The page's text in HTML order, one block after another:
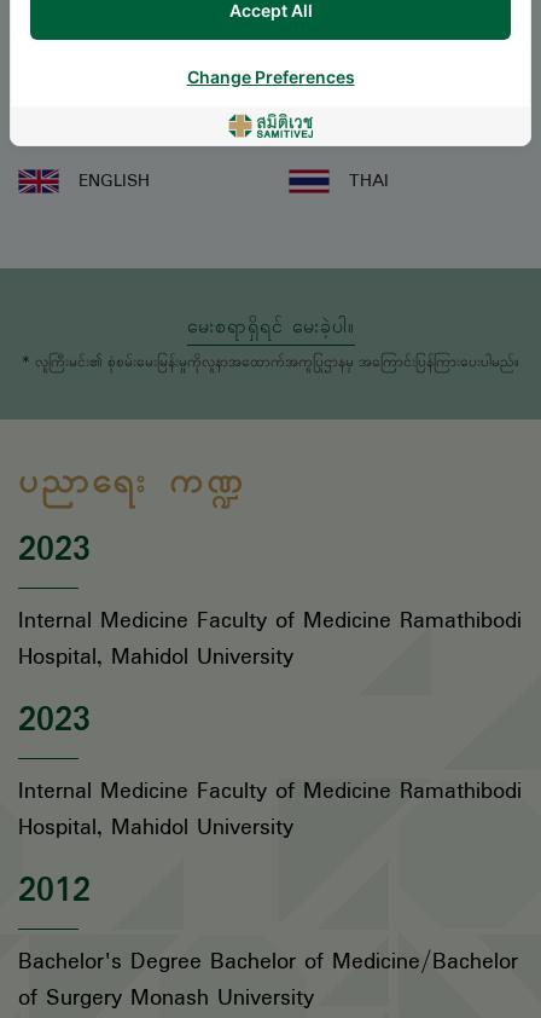
Specialties: Internal Medicine
Internal Medicine
ဘာသာစကား
ENGLISH
THAI
မေးစရာရှိရင် မေးခဲ့ပါ။
* လူကြီးမင်း၏ စုံစမ်းမေးမြန်းမှုကိုလူနာအထောက်အကူပြုဌာနမှ အကြောင်းပြန်ကြားပေးပါမည်။
ပညာရေး ကဏ္ဍ
2023
Internal Medicine Faculty of Medicine Ramathibodi
Hospital, Mahidol University
2023
Internal Medicine Faculty of Medicine Ramathibodi
Hospital, Mahidol University
2012
Bachelor's Degree Bachelor of Medicine/Bachelor
of Surgery Monash University
Accept All
Change Preferences